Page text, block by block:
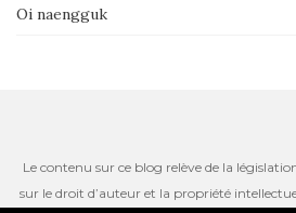
Oi naengguk
Le contenu sur ce blog relève de la
sur le droit d’auteur et la propriété